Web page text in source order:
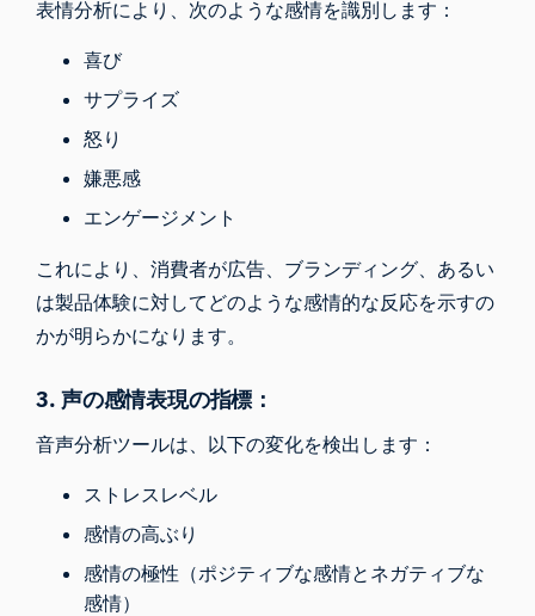
表情分析により、次のような感情を識別します：
喜び
サプライズ
怒り
嫌悪感
エンゲージメント
これにより、消費者が広告、ブランディング、あるい
は製品体験に対してどのような感情的な反応を示すの
かが明らかになります。
3. 声の感情表現の指標 ：
音声分析ツールは、以下の変化を検出します：
ストレスレベル
感情の高ぶり
感情の極性（ポジティブな感情とネガティブな
感情）